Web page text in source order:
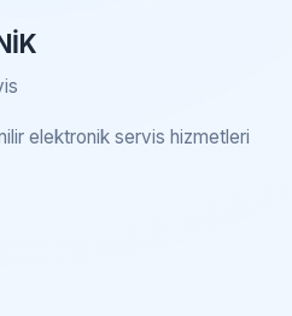
elektronik servis hizmetleri